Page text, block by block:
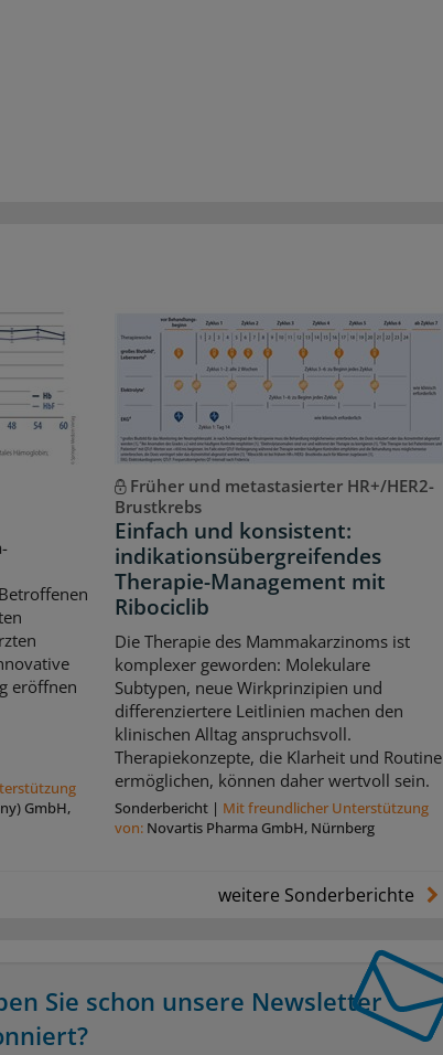
eröffnen
GmbH,
Früher und metastasierter HR+/HER2-
Brustkrebs
Einfach und konsistent:
indikationsübergreifendes
Therapie-Management mit
Ribociclib
Die Therapie des Mammakarzinoms ist
komplexer geworden: Molekulare
Subtypen, neue Wirkprinzipien und
differenziertere Leitlinien machen den
klinischen Alltag anspruchsvoll.
Therapiekonzepte, die Klarheit und Routine
ermöglichen, können daher wertvoll sein.
Sonderbericht| Mit freundlicher Unterstützung
von: Novartis Pharma GmbH, Nürnberg
weitere Sonderberichte
Sie schon unsere Newsletter